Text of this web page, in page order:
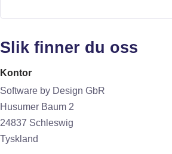
Slik finner du oss
Kontor
Software by Design GbR
Husumer Baum 2
24837 Schleswig
Tyskland